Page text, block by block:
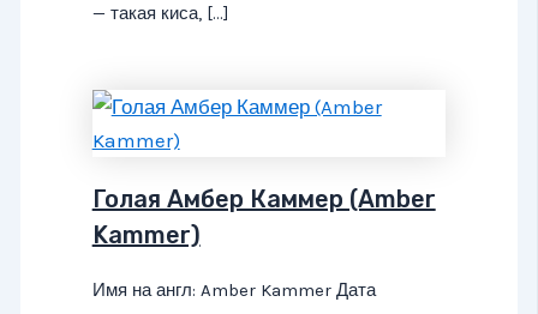
— такая киса, […]
Голая Амбер Каммер (Amber
Kammer)
Имя на англ: Amber Kammer Дата